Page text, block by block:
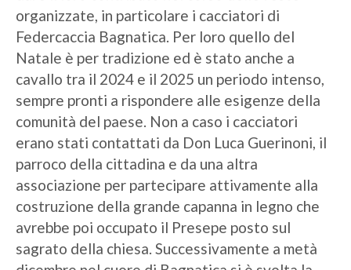
organizzate, in particolare i cacciatori di
Federcaccia Bagnatica. Per loro quello del
Natale è per tradizione ed è stato anche a
cavallo tra il 2024 e il 2025 un periodo intenso,
sempre pronti a rispondere alle esigenze della
comunità del paese. Non a caso i cacciatori
erano stati contattati da Don Luca Guerinoni, il
parroco della cittadina e da una altra
associazione per partecipare attivamente alla
costruzione della grande capanna in legno che
avrebbe poi occupato il Presepe posto sul
sagrato della chiesa. Successivamente a metà